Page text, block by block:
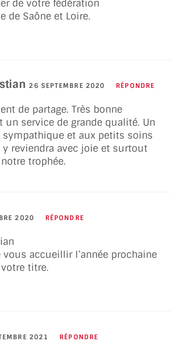
de votre fédération
de Saône et Loire.
26 SEPTEMBRE 2020 RÉPONDRE
de partage. Très bonne
un service de grande qualité. Un
sympathique et aux petits soins
y reviendra avec joie et surtout
trophée.
2020 RÉPONDRE
accueillir l’année prochaine
titre.
2021 RÉPONDRE